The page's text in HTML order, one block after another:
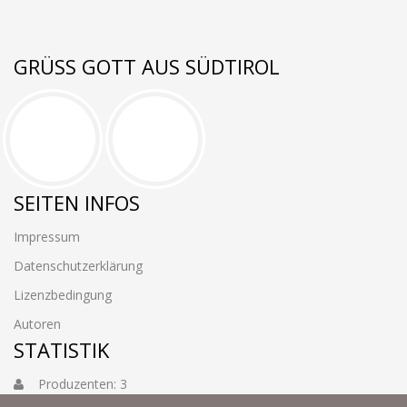
GRÜSS GOTT AUS SÜDTIROL
SEITEN INFOS
Impressum
Datenschutzerklärung
Lizenzbedingung
Autoren
STATISTIK
Produzenten: 3